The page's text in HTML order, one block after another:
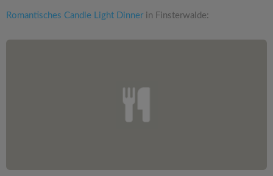
Romantisches Candle Light Dinnerin Finsterwalde: